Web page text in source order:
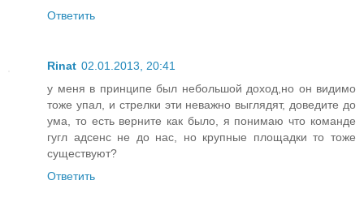
Ответить
Rinat 02.01.2013, 20:41
у меня в принципе был небольшой доход,но он видимо
тоже упал, и стрелки эти неважно выглядят, доведите до
ума, то есть верните как было, я понимаю что команде
гугл адсенс не до нас, но крупные площадки то тоже
существуют?
Ответить